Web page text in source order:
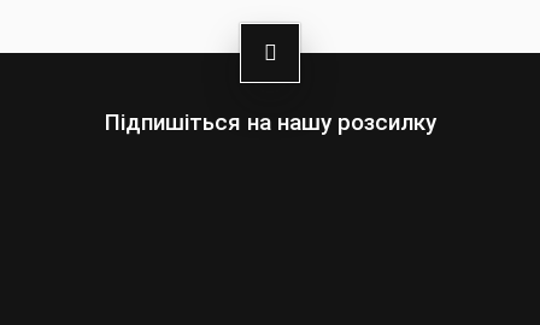
Підпишіться на нашу розсилку